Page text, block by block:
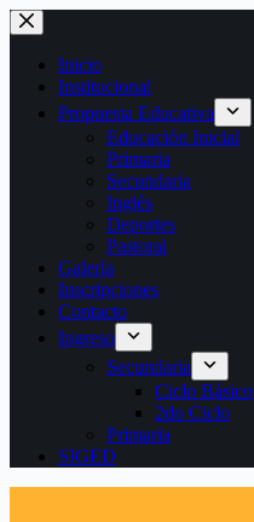
Saltar
al
contenido
Inicio
Institucional
Propuesta Educativa
Educación Inicial
Primaria
Secundaria
Inglés
Deportes
Pastoral
Galería
Inscripciones
Contacto
Ingreso
Secundaria
Ciclo Básico
2do Ciclo
Primaria
SIGED